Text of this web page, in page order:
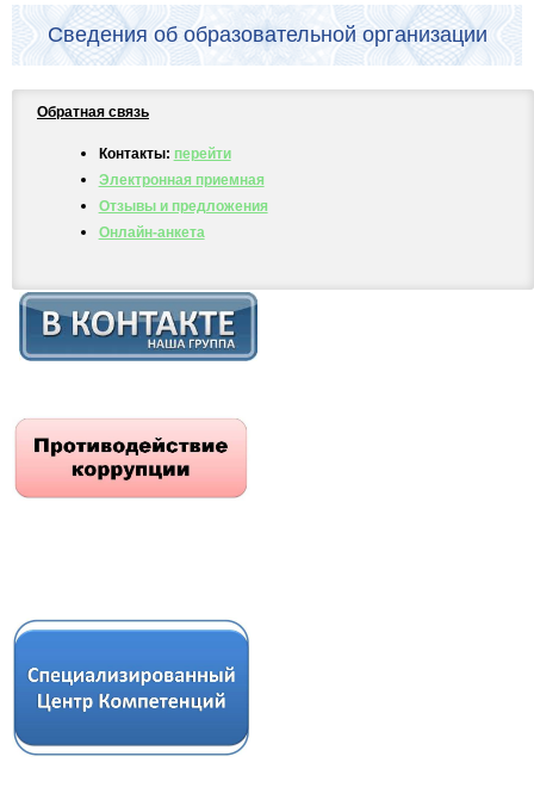
Сведения об образовательной организации
Обратная связь
Контакты: перейти
Электронная приемная
Отзывы и предложения
Онлайн-анкета